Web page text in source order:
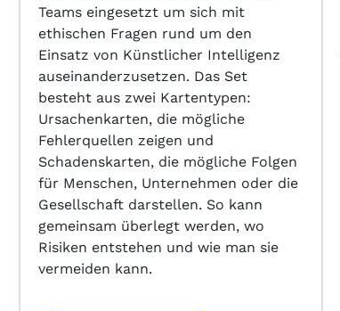
Teams eingesetzt um sich mit
ethischen Fragen rund um den
Einsatz von Künstlicher Intelligenz
auseinanderzusetzen. Das Set
besteht aus zwei Kartentypen:
Ursachenkarten, die mögliche
Fehlerquellen zeigen und
Schadenskarten, die mögliche Folgen
für Menschen, Unternehmen oder die
Gesellschaft darstellen. So kann
gemeinsam überlegt werden, wo
Risiken entstehen und wie man sie
vermeiden kann.